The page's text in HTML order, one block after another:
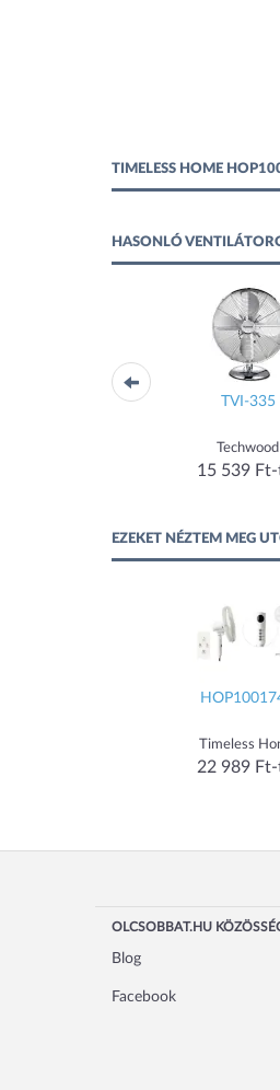
TIMELESS HOME
HASONLÓ
TVI-335
Techwood
15 539 Ft-
EZEKET NÉZTEM MEG
Timeless
22 989 Ft-
OLCSOBBAT.HU
Blog
Facebook